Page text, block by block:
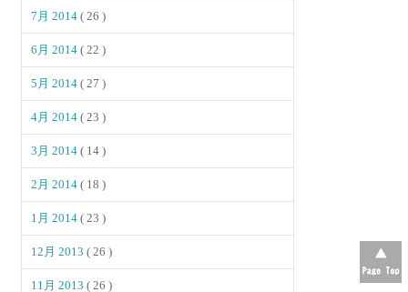
7月 2014( 26 )
6月 2014( 22 )
5月 2014( 27 )
4月 2014( 23 )
3月 2014( 14 )
2月 2014( 18 )
1月 2014( 23 )
12月 2013( 26 )
11月 2013( 26 )